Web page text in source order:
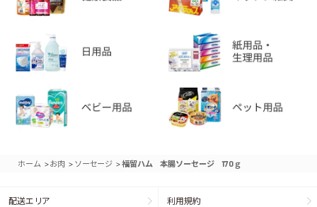
ホーム >お肉 > ソーセージ >福留ハム 本腸ソーセージ 170ｇ
配送エリア 利用規約